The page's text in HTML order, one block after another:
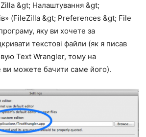
&gt; Налаштування &gt;
(FileZilla &gt; Preferences &gt; File
яку ви хочете за
текстові файли (як я писав
Text Wrangler, тому на
можете бачити саме його).